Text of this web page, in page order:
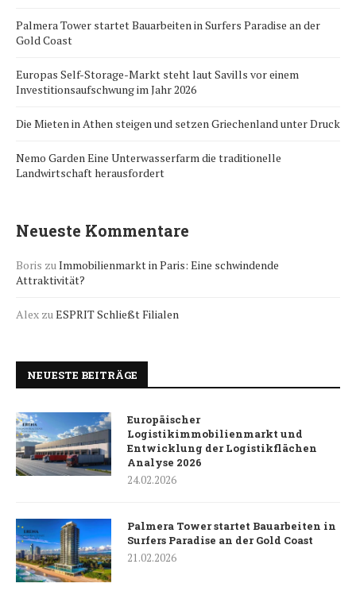
Palmera Tower startet Bauarbeiten in Surfers Paradise an der
Gold Coast
Europas Self-Storage-Markt steht laut Savills vor einem
Investitionsaufschwung im Jahr 2026
Die Mieten in Athen steigen und setzen Griechenland unter Druck
Nemo Garden Eine Unterwasserfarm die traditionelle
Landwirtschaft herausfordert
Neueste Kommentare
Boris zuImmobilienmarkt in Paris: Eine schwindende
Attraktivität?
Alex zuESPRIT Schließt Filialen
NEUESTE BEITRÄGE
Europäischer
Logistikimmobilienmarkt und
Entwicklung der Logistikflächen
Analyse 2026
24.02.2026
Palmera Tower startet Bauarbeiten in
Surfers Paradise an der Gold Coast
21.02.2026